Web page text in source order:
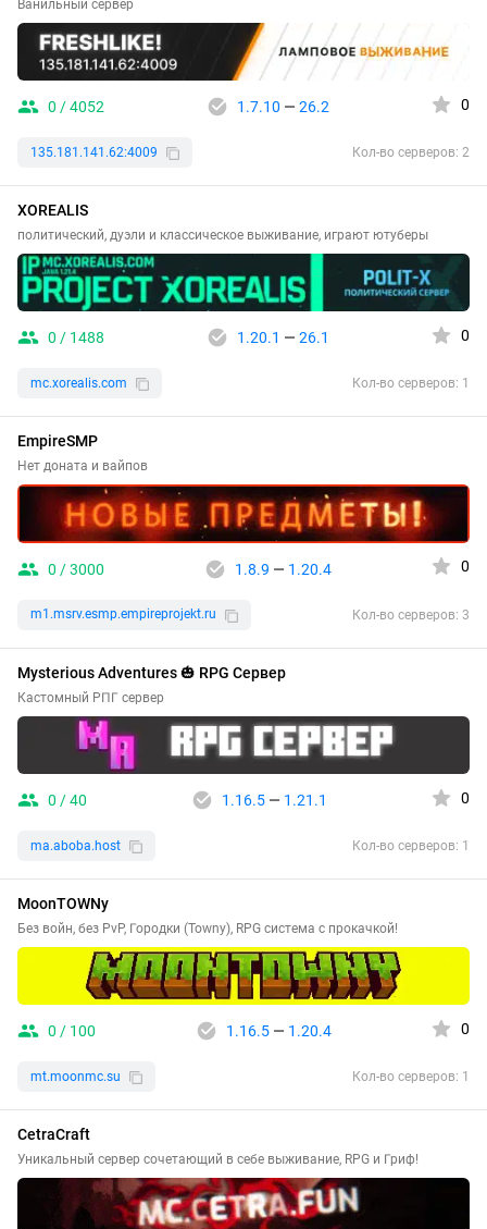
Ванильный сервер
0 / 4052 1.7.10 — 26.2 0
135.181.141.62:4009 Кол-во серверов: 2
XOREALIS
политический, дуэли и классическое выживание, играют ютуберы
0 / 1488 1.20.1 — 26.1 0
mc.xorealis.com Кол-во серверов: 1
EmpireSMP
Нет доната и вайпов
0 / 3000 1.8.9 — 1.20.4 0
m1.msrv.esmp.empireprojekt.ru Кол-во серверов: 3
Mysterious Adventures 🎃 RPG Сервер
Кастомный РПГ сервер
0 / 40 1.16.5— 1.21.1 0
ma.aboba.host Кол-во серверов: 1
MoonTOWNy
Без войн, без PvP, Городки (Towny), RPG система с прокачкой!
0 / 100 1.16.5— 1.20.4 0
mt.moonmc.su Кол-во серверов: 1
CetraCraft
Уникальный сервер сочетающий в себе выживание, RPG и Гриф!